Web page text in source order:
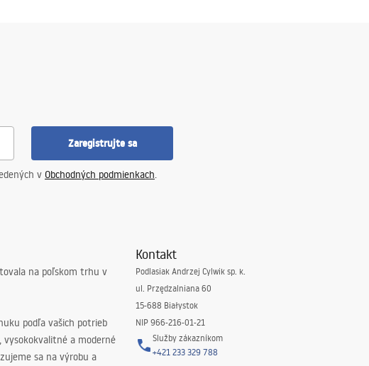
Zaregistrujte sa
v Obchodných podmienkach.
na poľskom trhu v
podľa vašich potrieb
vysokokvalitné a moderné
sa na výrobu a
Kontakt
Podlasiak Andrzej Cylwik sp. k.
ul. Przędzalniana 60
15-688 Białystok
NIP 966-216-01-21
Služby zákazníkom
+421 233 329 788